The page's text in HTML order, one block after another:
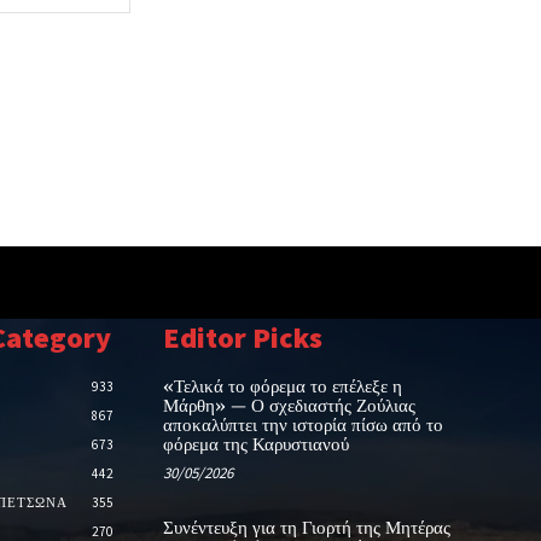
933
867
673
442
355
270
Editor Picks
«Τελικά το φόρεμα το επέλεξε η
Μάρθη» — Ο σχεδιαστής Ζούλιας
αποκαλύπτει την ιστορία πίσω από το
φόρεμα της Καρυστιανού
30/05/2026
Συνέντευξη για τη Γιορτή της Μητέρας